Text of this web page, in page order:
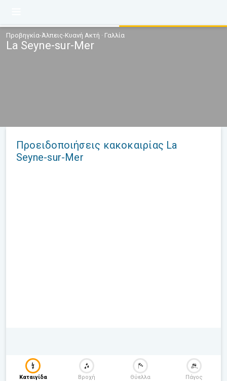
Προβηγκία-Άλπεις-Κυανή Ακτή · Γαλλία
La Seyne-sur-Mer
Προειδοποιήσεις κακοκαιρίας La
Seyne-sur-Mer
Καταιγίδα Βροχή Θύελλα Πάγος